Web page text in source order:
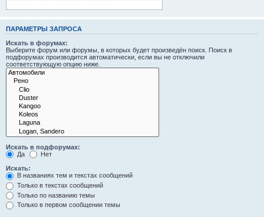
ПАРАМЕТРЫ ЗАПРОСА
Искать в форумах:
Выберите форум или форумы, в которых будет произведён поиск. Поиск в
подфорумах производится автоматически, если вы не отключили
соответствующую опцию ниже.
Искать в подфорумах:
Да
Нет
Искать:
В названиях тем и текстах сообщений
Только в текстах сообщений
Только по названию темы
Только в первом сообщении темы